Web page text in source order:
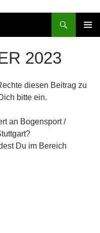
2023
diesen Beitrag zu
bitte ein.
an Bogensport /
Du im Bereich